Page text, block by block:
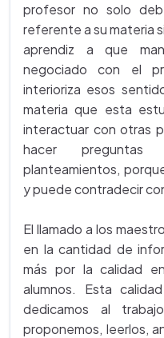
profesor no solo
referente a su materia
aprendiz a que
negociado con el
interioriza esos
materia que esta
interactuar con otras
hacer preguntas
planteamientos,
y puede contradecir
El llamado a los
en la cantidad de
más por la calidad
alumnos. Esta
dedicamos al
proponemos, leerlos,